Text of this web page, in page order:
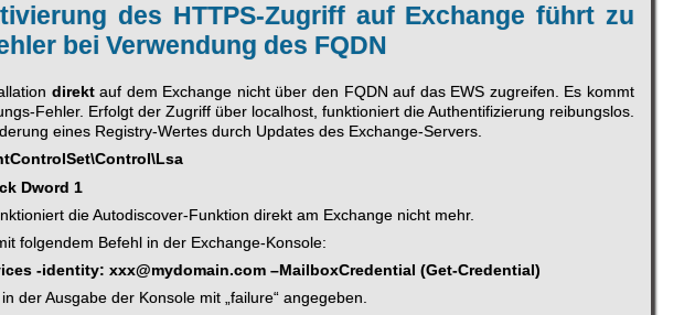
des HTTPS-Zugriff auf Exchange führt zu
bei Verwendung des FQDN
direktauf dem Exchange nicht über den FQDN auf das EWS zugreifen. Es kommt
Fehler. Erfolgt der Zugriff über localhost, funktioniert die Authentifizierung reibungslos.
eines Registry-Wertes durch Updates des Exchange-Servers.
Dword 1
die Autodiscover-Funktion direkt am Exchange nicht mehr.
folgendem Befehl in der Exchange-Konsole:
-identity: xxx@mydomain.com –MailboxCredential (Get-Credential)
der Ausgabe der Konsole mit „failure“ angegeben.